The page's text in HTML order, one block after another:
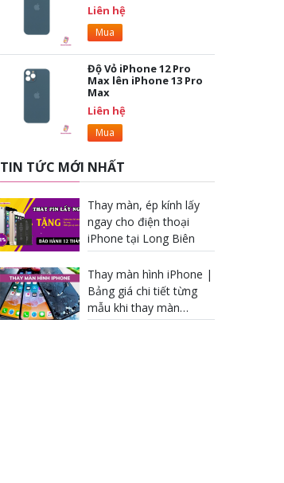
Liên hệ
Mua
Độ Vỏ iPhone 12 Pro
Max lên iPhone 13 Pro
Max
Liên hệ
Mua
TIN TỨC MỚI NHẤT
Thay màn, ép kính lấy
ngay cho điện thoại
iPhone tại Long Biên
Thay màn hình iPhone |
Bảng giá chi tiết từng
mẫu khi thay màn
iPhone